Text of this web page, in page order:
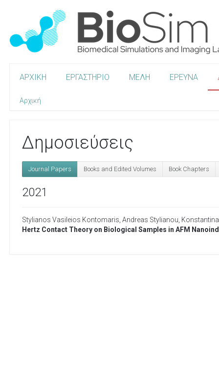
ΑΡΧΙΚΗ ΕΡΓΑΣΤΗΡΙΟ ΜΕΛΗ ΕΡΕΥΝΑ
Αρχική
Δημοσιεύσεις
Journal Papers Books and Edited Volumes Book Chapters
2021
Stylianos Vasileios Kontomaris Andreas Stylianou
Hertz Contact Theory on Biological Samples in AFM